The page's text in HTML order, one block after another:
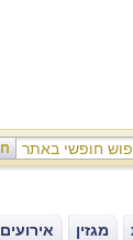
מגזין
אירועים